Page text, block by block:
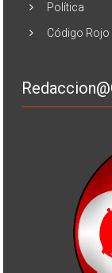
Política
Código Rojo